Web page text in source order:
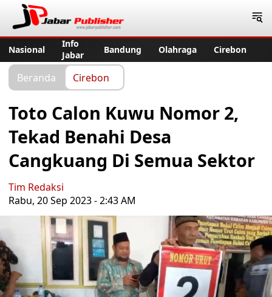
Nasional
Info
Jabar
Bandung Olahraga Cirebon
Beranda Cirebon
Toto Calon Kuwu Nomor 2,
Tekad Benahi Desa
Cangkuang Di Semua Sektor
Tim Redaksi
Rabu, 20 Sep 2023 - 2:43 AM